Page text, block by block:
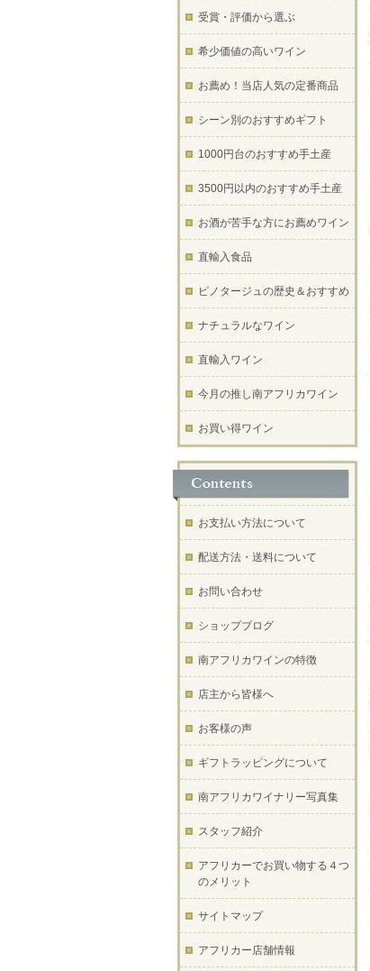
受賞・評価から選ぶ
希少価値の高いワイン
お薦め！当店人気の定番商品
シーン別のおすすめギフト
1000円台のおすすめ手土産
3500円以内のおすすめ手土産
お酒が苦手な方にお薦めワイン
直輸入食品
ピノタージュの歴史＆おすすめ
ナチュラルなワイン
直輸入ワイン
今月の推し南アフリカワイン
お買い得ワイン
お支払い方法について
配送方法・送料について
お問い合わせ
ショップブログ
南アフリカワインの特徴
店主から皆様へ
お客様の声
ギフトラッピングについて
南アフリカワイナリー写真集
スタッフ紹介
アフリカーでお買い物する４つ
のメリット
サイトマップ
アフリカー店舗情報